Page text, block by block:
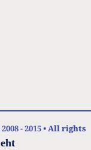
- 2015 • All rights
eht